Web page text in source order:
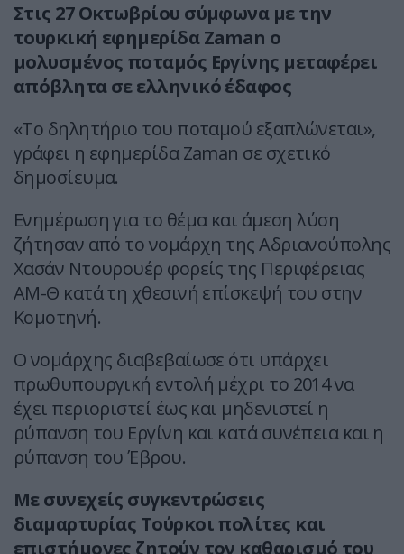
Στις 27 Οκτωβρίου σύμφωνα με την
τουρκική εφημερίδα Zaman ο
μολυσμένος ποταμός Εργίνης μεταφέρει
απόβλητα σε ελληνικό έδαφος
«Το δηλητήριο του ποταμού εξαπλώνεται»,
γράφει η εφημερίδα Zaman σε σχετικό
δημοσίευμα.
Ενημέρωση για το θέμα και άμεση λύση
ζήτησαν από το νομάρχη της Αδριανούπολης
Χασάν Ντουρουέρ φορείς της Περιφέρειας
ΑΜ-Θ κατά τη χθεσινή επίσκεψή του στην
Κομοτηνή.
Ο νομάρχης διαβεβαίωσε ότι υπάρχει
πρωθυπουργική εντολή μέχρι το 2014 να
έχει περιοριστεί έως και μηδενιστεί η
ρύπανση του Εργίνη και κατά συνέπεια και η
ρύπανση του Έβρου.
Με συνεχείς συγκεντρώσεις
διαμαρτυρίας Τούρκοι πολίτες και
επιστήμονες ζητούν τον καθαρισμό του